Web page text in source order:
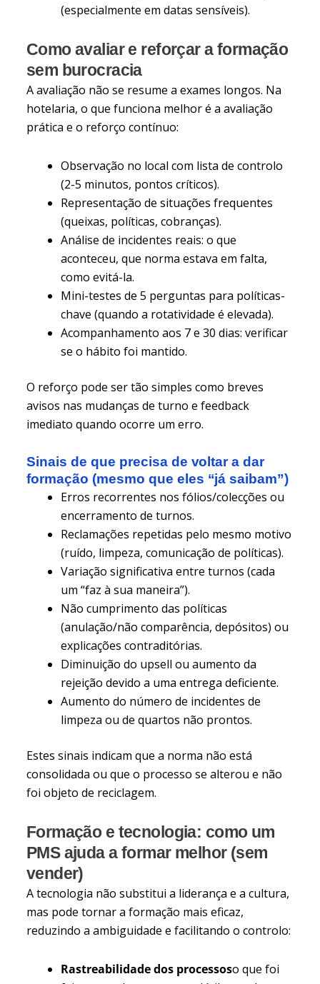
(especialmente em datas sensíveis).
Como avaliar e reforçar a formação
sem burocracia
A avaliação não se resume a exames longos. Na
hotelaria, o que funciona melhor é a avaliação
prática e o reforço contínuo:
Observação no local com lista de controlo
(2-5 minutos, pontos críticos).
Representação de situações frequentes
(queixas, políticas, cobranças).
Análise de incidentes reais: o que
aconteceu, que norma estava em falta,
como evitá-la.
Mini-testes de 5 perguntas para políticas-
chave (quando a rotatividade é elevada).
Acompanhamento aos 7 e 30 dias: verificar
se o hábito foi mantido.
O reforço pode ser tão simples como breves
avisos nas mudanças de turno e feedback
imediato quando ocorre um erro.
Sinais de que precisa de voltar a dar
formação (mesmo que eles “já saibam”)
Erros recorrentes nos fólios/colecções ou
encerramento de turnos.
Reclamações repetidas pelo mesmo motivo
(ruído, limpeza, comunicação de políticas).
Variação significativa entre turnos (cada
um “faz à sua maneira”).
Não cumprimento das políticas
(anulação/não comparência, depósitos) ou
explicações contraditórias.
Diminuição do upsell ou aumento da
rejeição devido a uma entrega deficiente.
Aumento do número de incidentes de
limpeza ou de quartos não prontos.
Estes sinais indicam que a norma não está
consolidada ou que o processo se alterou e não
foi objeto de reciclagem.
Formação e tecnologia: como um
PMS ajuda a formar melhor (sem
vender)
A tecnologia não substitui a liderança e a cultura,
mas pode tornar a formação mais eficaz,
reduzindo a ambiguidade e facilitando o controlo:
Rastreabilidade dos processoso que foi